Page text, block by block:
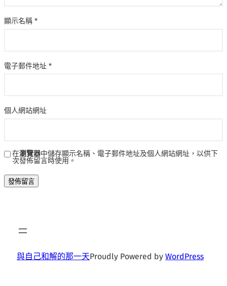
顯示名稱 *
電子郵件地址 *
個人網站網址
在瀏覽器中儲存顯示名稱、電子郵件地址及個人網站網址，以供下
次發佈留言時使用。
與自己和解的那一天Proudly Powered by WordPress